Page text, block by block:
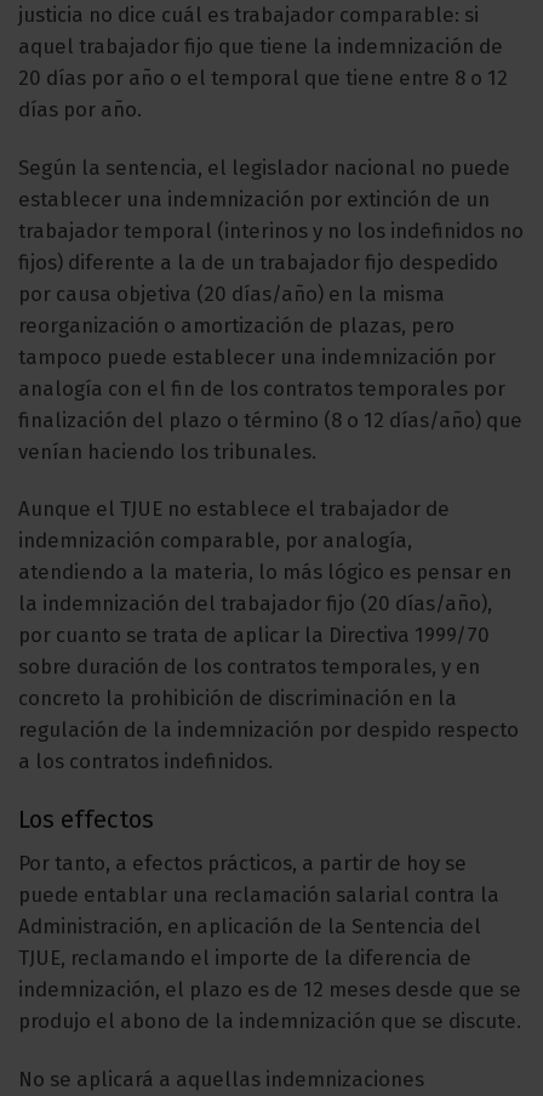
justicia no dice cuál es trabajador comparable: si
aquel trabajador fijo que tiene la indemnización de
20 días por año o el temporal que tiene entre 8 o 12
días por año.
Según la sentencia, el legislador nacional no puede
establecer una indemnización por extinción de un
trabajador temporal (interinos y no los indefinidos no
fijos) diferente a la de un trabajador fijo despedido
por causa objetiva (20 días/año) en la misma
reorganización o amortización de plazas, pero
tampoco puede establecer una indemnización por
analogía con el fin de los contratos temporales por
finalización del plazo o término (8 o 12 días/año) que
venían haciendo los tribunales.
Aunque el TJUE no establece el trabajador de
indemnización comparable, por analogía,
atendiendo a la materia, lo más lógico es pensar en
la indemnización del trabajador fijo (20 días/año),
por cuanto se trata de aplicar la Directiva 1999/70
sobre duración de los contratos temporales, y en
concreto la prohibición de discriminación en la
regulación de la indemnización por despido respecto
a los contratos indefinidos.
Los effectos
Por tanto, a efectos prácticos, a partir de hoy se
puede entablar una reclamación salarial contra la
Administración, en aplicación de la Sentencia del
TJUE, reclamando el importe de la diferencia de
indemnización, el plazo es de 12 meses desde que se
produjo el abono de la indemnización que se discute.
No se aplicará a aquellas indemnizaciones